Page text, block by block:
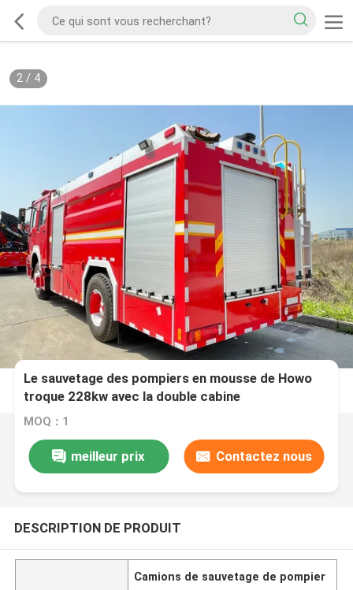
2/ 4
Le sauvetage des pompiers en mousse de Howo
troque 228kw avec la double cabine
MOQ：1
meilleur prix Contactez nous
DESCRIPTION DE PRODUIT
Camions de sauvetage de pompier